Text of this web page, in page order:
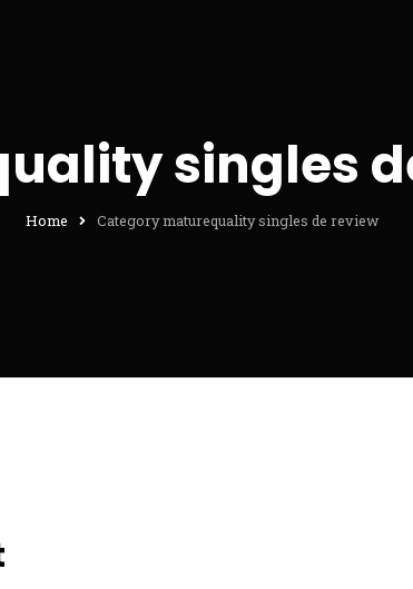
singles
Home Category maturequality singles de review